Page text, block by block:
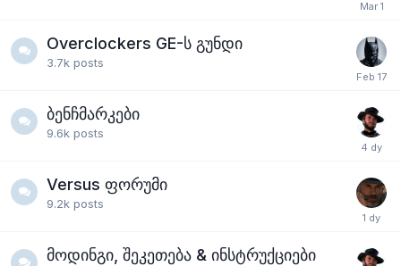
Overclockers GE-ს გუნდი
3.7k posts
ბენჩმარკები
9.6k posts
Versus ფორუმი
9.2k posts
მოდინგი, შეკეთება & ინსტრუქციები